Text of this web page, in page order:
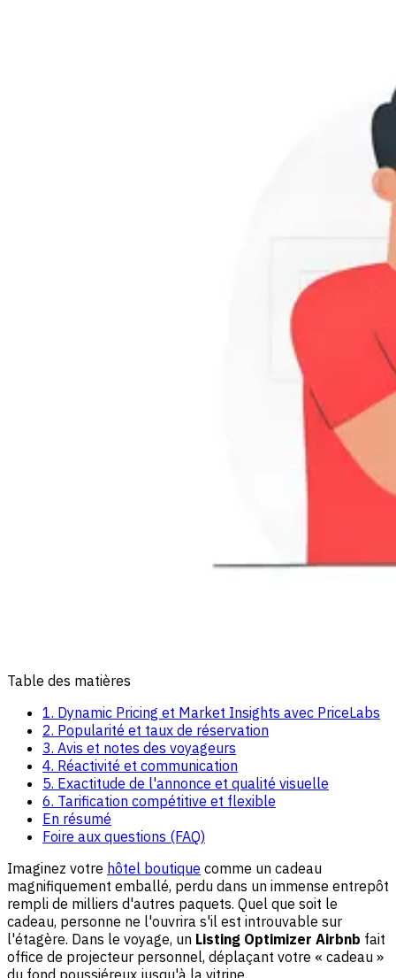
Table des matières
1. Dynamic Pricing et Market Insights avec PriceLabs
2. Popularité et taux de réservation
3. Avis et notes des voyageurs
4. Réactivité et communication
5. Exactitude de l'annonce et qualité visuelle
6. Tarification compétitive et flexible
En résumé
Foire aux questions (FAQ)
Imaginez votre hôtel boutique comme un cadeau
magnifiquement emballé, perdu dans un immense entrepôt
rempli de milliers d'autres paquets. Quel que soit le
cadeau, personne ne l'ouvrira s'il est introuvable sur
l'étagère. Dans le voyage, un Listing Optimizer Airbnb fait
office de projecteur personnel, déplaçant votre « cadeau »
du fond poussiéreux jusqu'à la vitrine.